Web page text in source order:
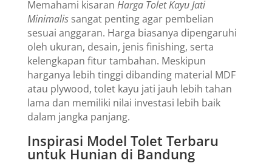
Memahami kisaran Harga Tolet Kayu Jati
Minimalissangat penting agar pembelian
sesuai anggaran. Harga biasanya dipengaruhi
oleh ukuran, desain, jenis finishing, serta
kelengkapan fitur tambahan. Meskipun
harganya lebih tinggi dibanding material MDF
atau plywood, tolet kayu jati jauh lebih tahan
lama dan memiliki nilai investasi lebih baik
dalam jangka panjang.
Inspirasi Model Tolet Terbaru
untuk Hunian di Bandung